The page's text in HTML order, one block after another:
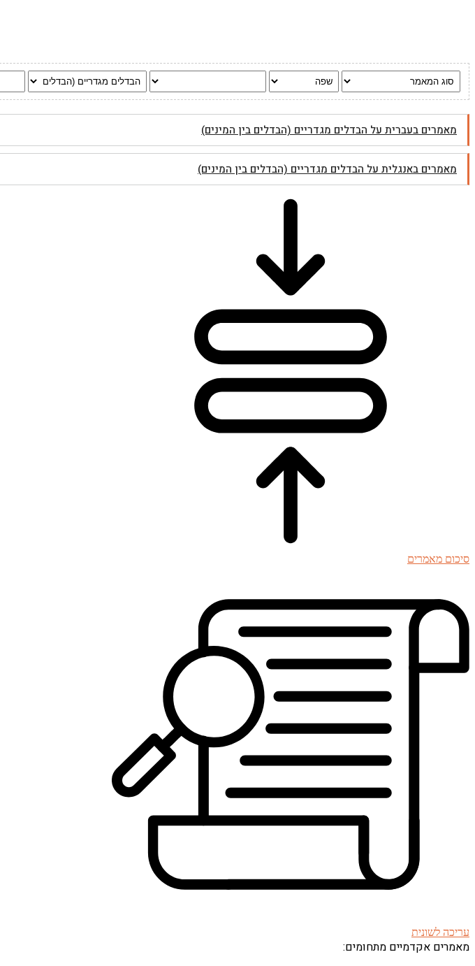
מאמרים בעברית על הבדלים מגדריים (הבדלים בין המינים)
מאמרים באנגלית על הבדלים מגדריים (הבדלים בין המינים)
סיכום מאמרים
עריכה לשונית
מאמרים אקדמיים מתחומים: